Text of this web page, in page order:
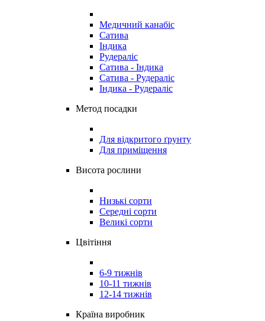
Медичний канабіс
Сатива
Індика
Рудераліс
Сатива - Індика
Сатива - Рудераліс
Індика - Рудераліс
Метод посадки
Для відкритого ґрунту
Для приміщення
Висота рослини
Низькі сорти
Середні сорти
Великі сорти
Цвітіння
6-9 тижнів
10-11 тижнів
12-14 тижнів
Країна виробник